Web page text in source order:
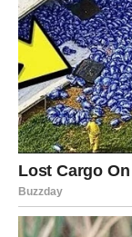
1,5 kg svježih
1,5 do 2 kg
4,5 litara vode
Sok od 2
Opcionalno: